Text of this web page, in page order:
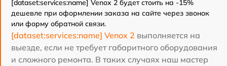
[dataset:services:name] Venox 2 будет стоить на -15%
дешевле при оформлении заказа на сайте через звонок
или форму обратной связи.
[dataset:services:name] Venox 2 выполняется на
выезде, если не требует габаритного оборудования
и сложного ремонта. В таких случаях наш мастер